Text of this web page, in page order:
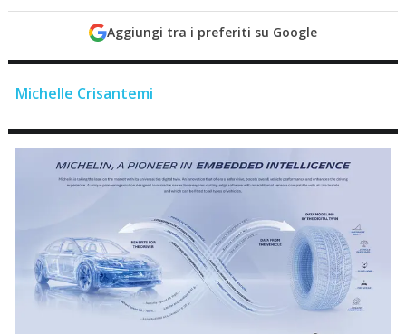
Aggiungi tra i preferiti su Google
Michelle Crisantemi